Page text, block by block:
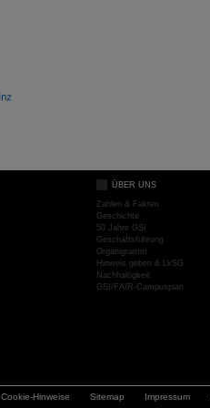
ÜBER UNS
Zahlen & Fakten
Geschichte
50 Jahre GSI
Geschäftsführung
Organigramm
Hinweis geben & LkSG
Nachhaltigkeit
GSI/FAIR-Campusplan
Cookie-Hinweise Sitemap Impressum